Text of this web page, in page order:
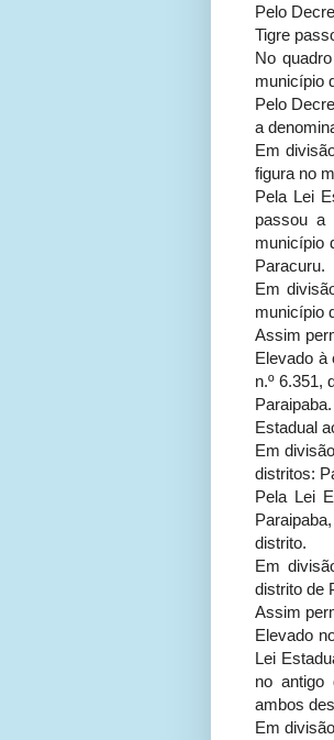
Pelo
Tigre
No
município
Pelo
a
Em
figura no
Pela Lei
passou a
município
Paracuru.
Em
município
Assim
Elevado à
n.º 6.351,
Estadual
Em
distritos:
Pela Lei
distrito.
Em
distrito de
Assim
Elevado
Lei
no antigo
ambos
Em